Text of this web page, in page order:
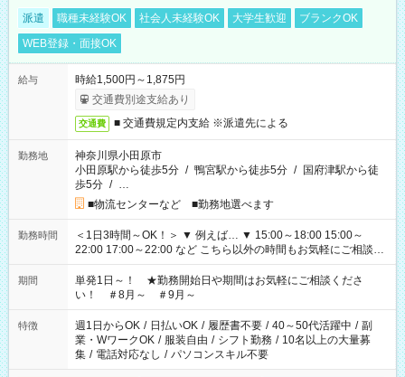
派遣 職種未経験OK 社会人未経験OK 大学生歓迎
ブランクOK
WEB登録・面接OK
給与
時給1,500円～1,875円
交通費別途支給あり
交通費 ■ 交通費規定内支給 ※派遣先による
勤務地
神奈川県小田原市
小田原駅から徒歩5分 / 鴨宮駅から徒歩5分 / 国府津駅から徒
歩5分 / …
■物流センターなど ■勤務地選べます
勤務時間
＜1日3時間～OK！＞ ▼ 例えば… ▼ 15:00～18:00 15:00～
22:00 17:00～22:00 など こちら以外の時間もお気軽にご相談く
ださい！
期間
単発1日～！ ★勤務開始日や期間はお気軽にご相談くださ
い！ ＃8月～ ＃9月～
特徴 週1日からOK / 日払いOK / 履歴書不要 / 40～50代活躍中 / 副
業・WワークOK / 服装自由 / シフト勤務 / 10名以上の大量募
集 / 電話対応なし / パソコンスキル不要